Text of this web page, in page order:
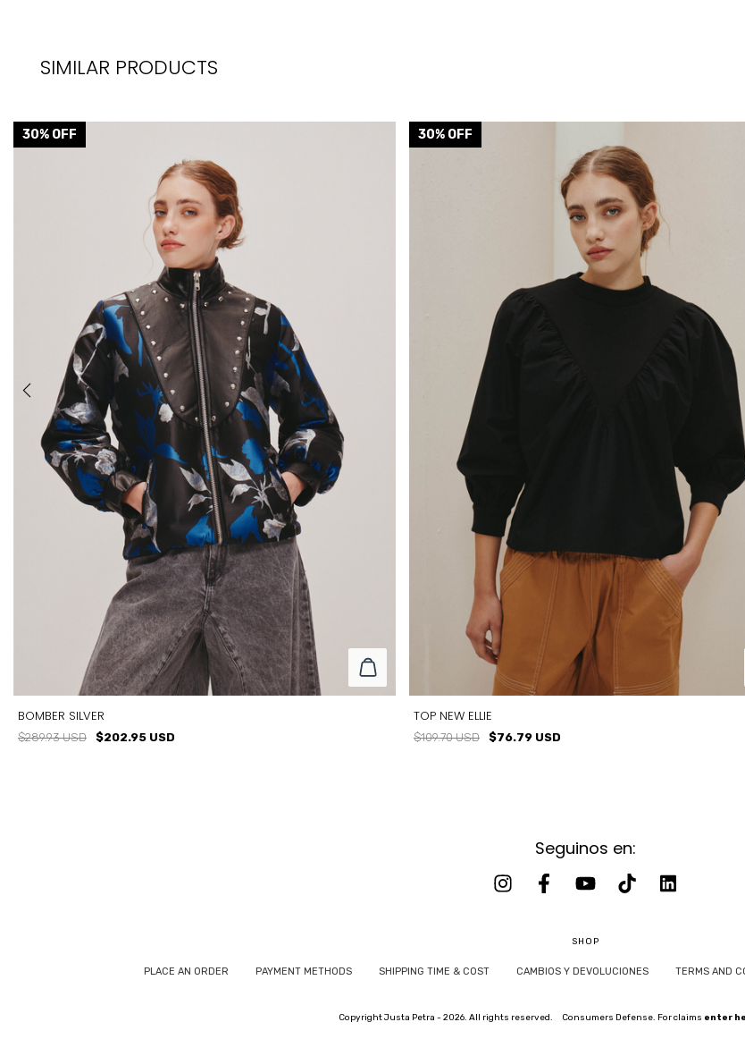
SIMILAR PRODUCTS
30% OFF
BOMBER SILVER
$289.93 USD $202.95 USD
30% OFF
TALLE
T2
T1
TOP NEW ELLIE
$109.70 USD $76.79 USD
Seguinos en:
SHOP
PLACE AN ORDER PAYMENT METHODS SHIPPING TIME & COST CAMBIOS Y DEVOLUCIONES TERMS AND
Copyright Justa Petra - 2026. All rights reserved. Consumers Defense. For claims enter